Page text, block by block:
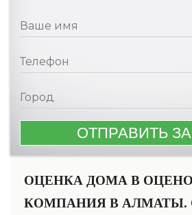
ОЦЕНКА ДОМА В
КОМПАНИЯ В АЛМАТЫ.